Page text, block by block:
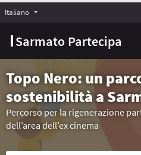
Sarmato Partecipa
Italiano Choose language
Topo Nero: un
sostenibilità a
Percorso per la rigenerazione
dell’area dell’ex cinema